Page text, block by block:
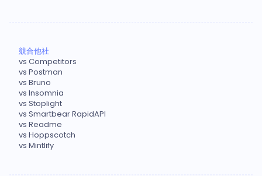
競合他社
vs Competitors
vs Postman
vs Bruno
vs Insomnia
vs Stoplight
vs Smartbear RapidAPI
vs Readme
vs Hoppscotch
vs Mintlify